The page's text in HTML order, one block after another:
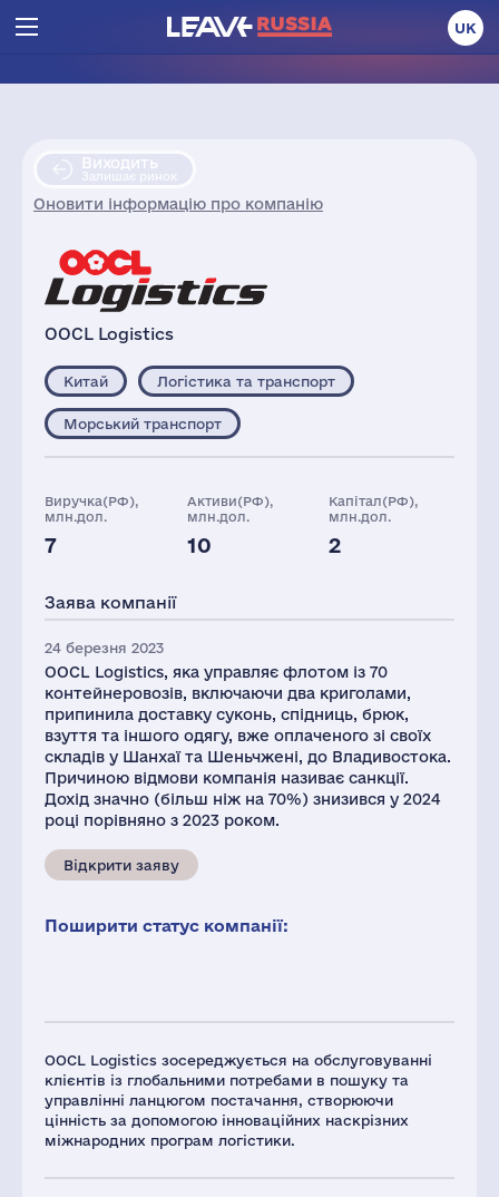
UK
Виходить
Залишає ринок
Оновити інформацію про компанію
OOCL Logistics
OOCL Logistics зосереджується на обслуговуванні
клієнтів із глобальними потребами в пошуку та
управлінні ланцюгом постачання, створюючи
цінність за допомогою інноваційних наскрізних
міжнародних програм логістики.
Китай Логістика та транспорт
Морський транспорт
Виручка(РФ),
млн.дол.
7
Активи(РФ),
млн.дол.
10
Капітал(РФ),
млн.дол.
2
95
Заява компанії
24 березня 2023
OOCL Logistics, яка управляє флотом із 70
контейнеровозів, включаючи два криголами,
припинила доставку суконь, спідниць, брюк,
взуття та іншого одягу, вже оплаченого зі своїх
складів у Шанхаї та Шеньчжені, до Владивостока.
Причиною відмови компанія називає санкції.
Дохід значно (більш ніж на 70%) знизився у 2024
році порівняно з 2023 роком.
Відкрити заяву
Поширити статус компанії: